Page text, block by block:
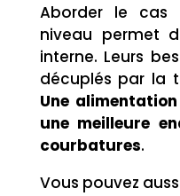
Aborder le cas
niveau permet
interne. Leurs
décuplés par la
Une
une meilleure
courbatures.
Vous pouvez